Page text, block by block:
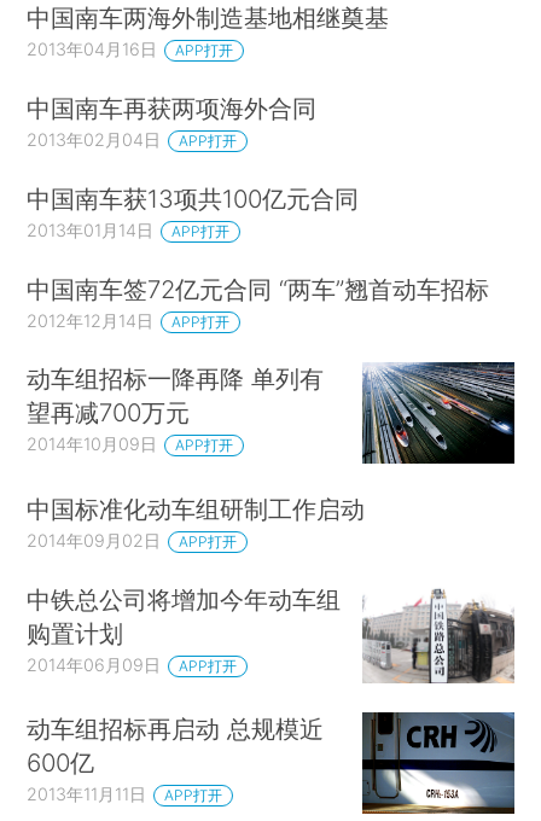
中国南车两海外制造基地相继奠基
2013年04月16日 APP打开
中国南车再获两项海外合同
2013年02月04日 APP打开
中国南车获13项共100亿元合同
2013年01月14日 APP打开
中国南车签72亿元合同 “两车”翘首动车招标
2012年12月14日 APP打开
动车组招标一降再降 单列有
望再减700万元
2014年10月09日 APP打开
中国标准化动车组研制工作启动
2014年09月02日 APP打开
中铁总公司将增加今年动车组
购置计划
2014年06月09日 APP打开
动车组招标再启动 总规模近
600亿
2013年11月11日 APP打开